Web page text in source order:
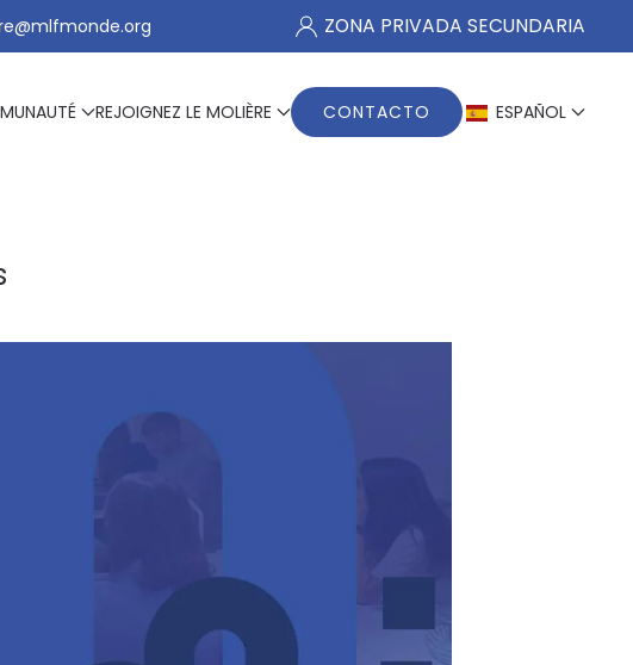
ZONA PRIVADA SECUNDARIA
REJOIGNEZ LE MOLIÈRE CONTACTO ESPAÑOL